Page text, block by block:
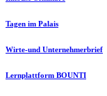
Tagen im Palais
Wirte-und Unternehmerbrief
Lernplattform BOUNTI